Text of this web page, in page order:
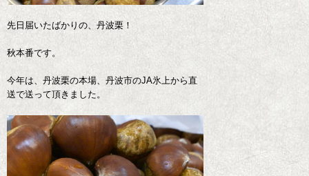
先日届いたばかりの、丹波栗！
秋本番です。
今年は、丹波栗の本場、丹波市のJA氷上から直
送で送って頂きました。